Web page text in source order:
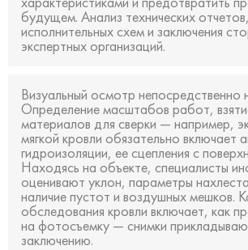
будущем. Анализ технических
исполнительных схем и заключения
экспертных организаций.
Визуальный осмотр непосредственно
Определение масштабов работ,
материалов для сверки — например,
мягкой кровли обязательно включает
гидроизоляции, ее сцепления с
Находясь на объекте, специалисты
оценивают уклон, параметры
наличие пустот и воздушных мешков.
обследования кровли включает, как
на фотосъемку — снимки
заключению.